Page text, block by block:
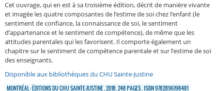
Cet ouvrage, qui en est à sa troisième édition, décrit de manière vivante
et imagée les quatre composantes de l’estime de soi chez l’enfant (le
sentiment de confiance, la connaissance de soi, le sentiment
d’appartenance et le sentiment de compétence), de même que les
attitudes parentales qui les favorisent. Il comporte également un
chapitre sur le sentiment de compétence parentale et sur l’estime de soi
des enseignants.
Disponible aux bibliothèques du CHU Sainte-Justine
MONTRÉAL : ÉDITIONS DU CHU SAINTE-JUSTINE , 2018. 248 PAGES . ISBN 9782896198481